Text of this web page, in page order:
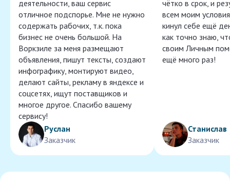
деятельности, ваш сервис
отличное подспорье. Мне не нужно
содержать рабочих, т.к. пока
бизнес не очень большой. На
Воркзиле за меня размещают
объявления, пишут тексты, создают
инфографику, монтируют видео,
делают сайты, рекламу в яндексе и
соцсетях, ищут поставщиков и
многое другое. Спасибо вашему
сервису!
Руслан
Заказчик
чётко в срок, и
всем моим
кинул себе ещё
как точно знаю,
своим Личным
ещё много раз!
Станислав
Заказчик